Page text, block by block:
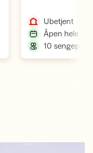
Ubetjent,
Åpen hele
10